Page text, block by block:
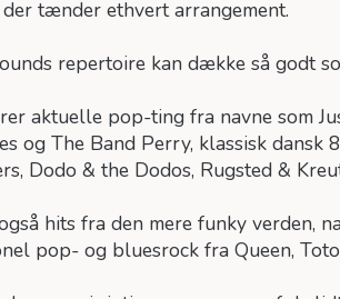
der tænder ethvert arrangement.
repertoire kan dække så godt
aktuelle pop-ting fra navne som
og The Band Perry, klassisk dansk
Dodo & the Dodos, Rugsted &
hits fra den mere funky verden,
pop- og bluesrock fra Queen,